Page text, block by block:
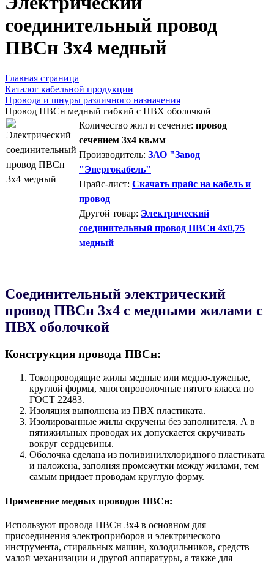
соединительный провод
ПВСн 3x4 медный
Главная страница
Каталог кабельной продукции
Провода и шнуры различного назначения
Провод ПВСн медный гибкий с ПВХ оболочкой
Количество жил и сечение: провод
сечением 3x4 кв.мм
Производитель: ЗАО "Завод
"Энергокабель"
Прайс-лист: Скачать прайс на кабель и
провод
Другой товар: Электрический
соединительный провод ПВСн 4x0,75
медный
Соединительный электрический
провод ПВСн 3x4 с медными жилами с
ПВХ оболочкой
Конструкция провода ПВСн:
Токопроводящие жилы медные или медно-луженые,
круглой формы, многопроволочные пятого класса по
ГОСТ 22483.
Изоляция выполнена из ПВХ пластиката.
Изолированные жилы скручены без заполнителя. А в
пятижильных проводах их допускается скручивать
вокруг сердцевины.
Оболочка сделана из поливинилхлоридного пластиката
и наложена, заполняя промежутки между жилами, тем
самым придает проводам круглую форму.
Применение медных проводов ПВСн:
Используют провода ПВСн 3x4 в основном для
присоединения электроприборов и электрического
инструмента, стиральных машин, холодильников, средств
малой механизации и другой аппаратуры, а также для